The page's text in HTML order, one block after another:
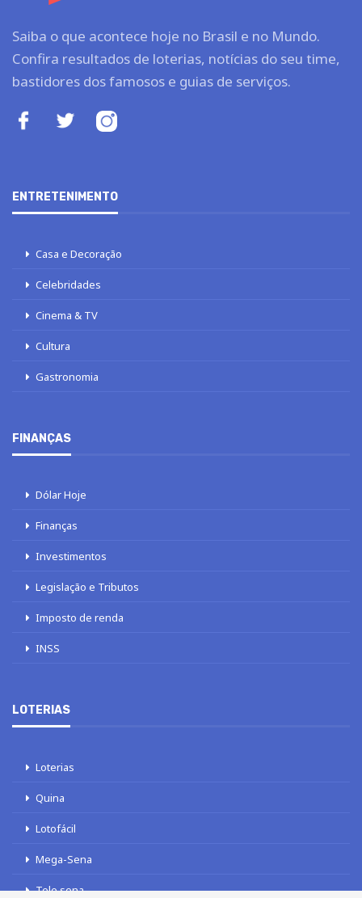
Saiba o que acontece hoje no Brasil e no Mundo.
Confira resultados de loterias, notícias do seu time,
bastidores dos famosos e guias de serviços.
ENTRETENIMENTO
Casa e Decoração
Celebridades
Cinema & TV
Cultura
Gastronomia
FINANÇAS
Dólar Hoje
Finanças
Investimentos
Legislação e Tributos
Imposto de renda
INSS
LOTERIAS
Loterias
Quina
Lotofácil
Mega-Sena
Tele sena